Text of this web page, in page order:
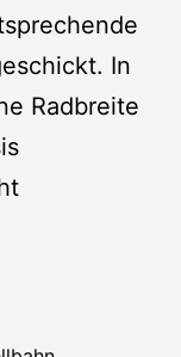
In
Radbreite